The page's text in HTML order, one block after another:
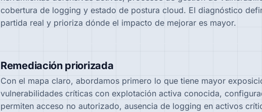
cobertura de logging y estado de postura cloud. El diagnóstico
partida real y prioriza dónde el impacto de mejorar es mayor.
Remediación priorizada
Con el mapa claro, abordamos primero lo que tiene mayor
vulnerabilidades críticas con explotación activa conocida,
permiten acceso no autorizado, ausencia de logging en activos